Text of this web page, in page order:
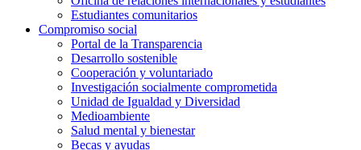
Estudiantes comunitarios
Compromiso social
Portal de la Transparencia
Desarrollo sostenible
Cooperación y voluntariado
Investigación socialmente comprometida
Unidad de Igualdad y Diversidad
Medioambiente
Salud mental y bienestar
Becas y ayudas